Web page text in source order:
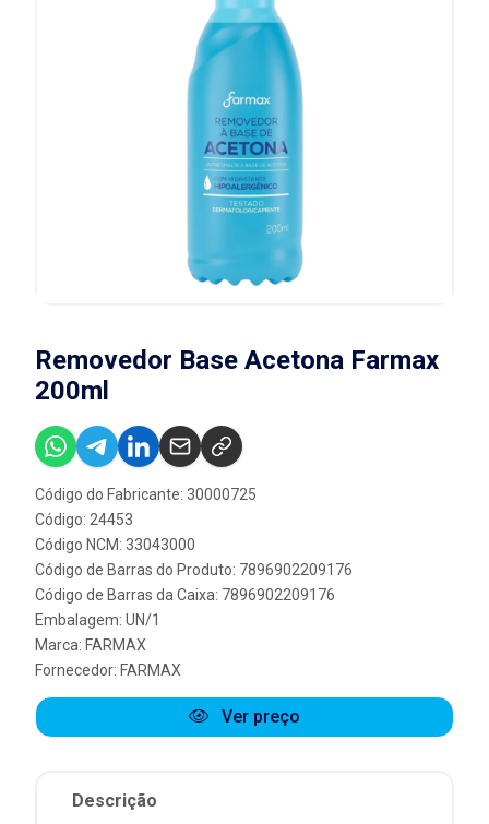
Removedor Base Acetona Farmax
200ml
Código do Fabricante: 30000725
Código: 24453
Código NCM: 33043000
Código de Barras do Produto: 7896902209176
Código de Barras da Caixa: 7896902209176
Embalagem: UN/1
Marca: FARMAX
Fornecedor: FARMAX
Ver preço
Descrição